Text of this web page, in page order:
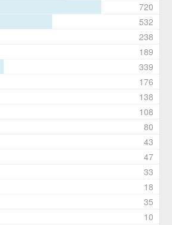
720
532
238
189
339
176
138
108
80
43
47
33
18
35
10